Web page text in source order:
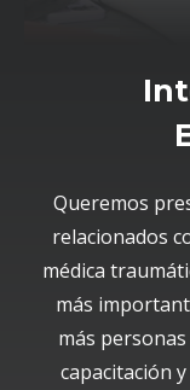
Queremos
relacionados
médica
más
más
capacitación